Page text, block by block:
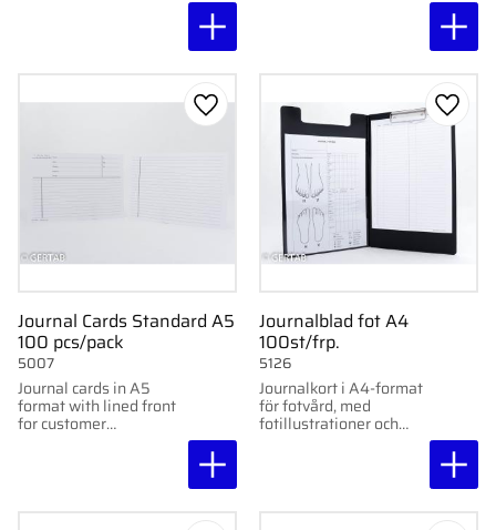
Journal Cards Standard A5
100 pcs/pack
Journal cards in A5
format with lined front
for customer
5007
Add to favorites
Journalblad fot A4
100st/frp.
Journalkort i A4-format
för fotvård, med
fotillustrationer och
5126
Add